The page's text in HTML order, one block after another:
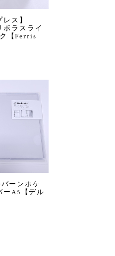
ス】
ラスライ
【Ferris
ーンポケ
ーA5【デル